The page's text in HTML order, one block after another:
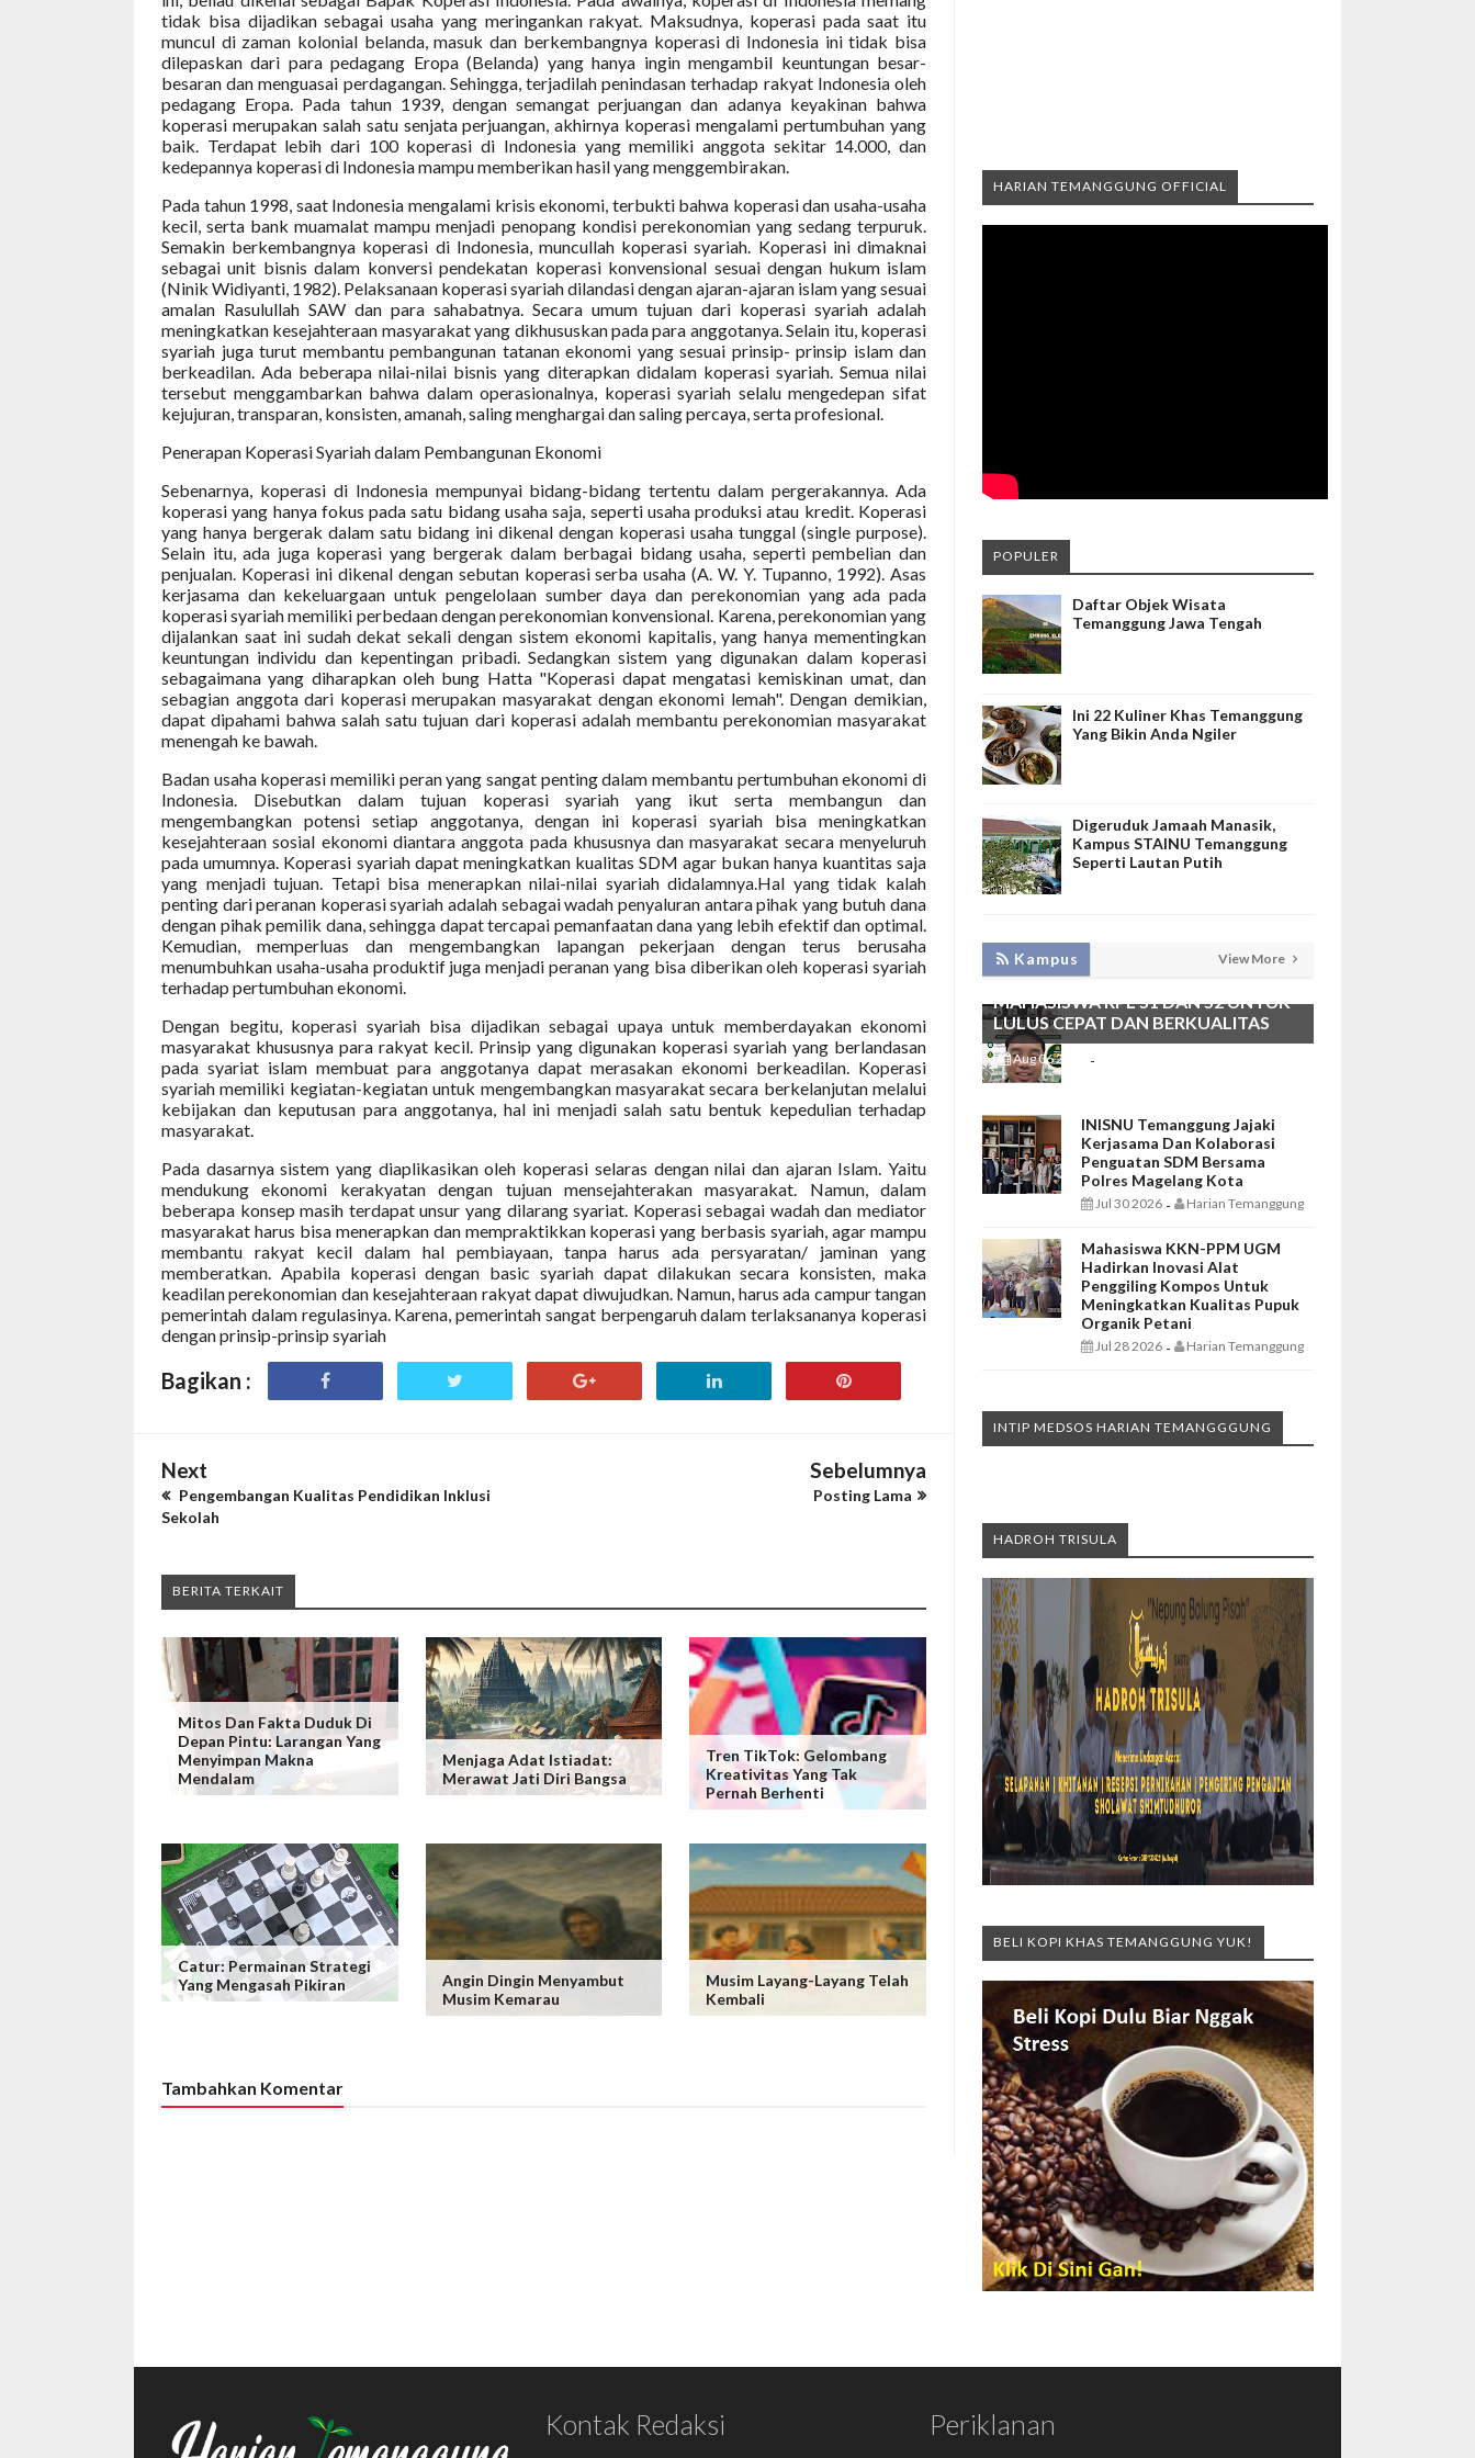
tidak bisa dijadikan sebagai usaha yang meringankan rakyat. Maksudnya, koperasi pada saat itu
muncul di zaman kolonial belanda, masuk dan berkembangnya koperasi di Indonesia ini tidak bisa
dilepaskan dari para pedagang Eropa (Belanda) yang hanya ingin mengambil keuntungan besar-
besaran dan menguasai perdagangan. Sehingga, terjadilah penindasan terhadap rakyat Indonesia oleh
pedagang Eropa. Pada tahun 1939, dengan semangat perjuangan dan adanya keyakinan bahwa
koperasi merupakan salah satu senjata perjuangan, akhirnya koperasi mengalami pertumbuhan yang
baik. Terdapat lebih dari 100 koperasi di Indonesia yang memiliki anggota sekitar 14.000, dan
kedepannya koperasi di Indonesia mampu memberikan hasil yang menggembirakan.
Pada tahun 1998, saat Indonesia mengalami krisis ekonomi, terbukti bahwa koperasi dan usaha-usaha
kecil, serta bank muamalat mampu menjadi penopang kondisi perekonomian yang sedang terpuruk.
Semakin berkembangnya koperasi di Indonesia, muncullah koperasi syariah. Koperasi ini dimaknai
sebagai unit bisnis dalam konversi pendekatan koperasi konvensional sesuai dengan hukum islam
(Ninik Widiyanti, 1982). Pelaksanaan koperasi syariah dilandasi dengan ajaran-ajaran islam yang sesuai
amalan Rasulullah SAW dan para sahabatnya. Secara umum tujuan dari koperasi syariah adalah
meningkatkan kesejahteraan masyarakat yang dikhususkan pada para anggotanya. Selain itu, koperasi
syariah juga turut membantu pembangunan tatanan ekonomi yang sesuai prinsip- prinsip islam dan
berkeadilan. Ada beberapa nilai-nilai bisnis yang diterapkan didalam koperasi syariah. Semua nilai
tersebut menggambarkan bahwa dalam operasionalnya, koperasi syariah selalu mengedepan sifat
kejujuran, transparan, konsisten, amanah, saling menghargai dan saling percaya, serta profesional.
Penerapan Koperasi Syariah dalam Pembangunan Ekonomi
Sebenarnya, koperasi di Indonesia mempunyai bidang-bidang tertentu dalam pergerakannya. Ada
koperasi yang hanya fokus pada satu bidang usaha saja, seperti usaha produksi atau kredit. Koperasi
yang hanya bergerak dalam satu bidang ini dikenal dengan koperasi usaha tunggal (single purpose).
Selain itu, ada juga koperasi yang bergerak dalam berbagai bidang usaha, seperti pembelian dan
penjualan. Koperasi ini dikenal dengan sebutan koperasi serba usaha (A. W. Y. Tupanno, 1992). Asas
kerjasama dan kekeluargaan untuk pengelolaan sumber daya dan perekonomian yang ada pada
koperasi syariah memiliki perbedaan dengan perekonomian konvensional. Karena, perekonomian yang
dijalankan saat ini sudah dekat sekali dengan sistem ekonomi kapitalis, yang hanya mementingkan
keuntungan individu dan kepentingan pribadi. Sedangkan sistem yang digunakan dalam koperasi
sebagaimana yang diharapkan oleh bung Hatta "Koperasi dapat mengatasi kemiskinan umat, dan
sebagian anggota dari koperasi merupakan masyarakat dengan ekonomi lemah". Dengan demikian,
dapat dipahami bahwa salah satu tujuan dari koperasi adalah membantu perekonomian masyarakat
menengah ke bawah.
Badan usaha koperasi memiliki peran yang sangat penting dalam membantu pertumbuhan ekonomi di
Indonesia. Disebutkan dalam tujuan koperasi syariah yang ikut serta membangun dan
mengembangkan potensi setiap anggotanya, dengan ini koperasi syariah bisa meningkatkan
kesejahteraan sosial ekonomi diantara anggota pada khususnya dan masyarakat secara menyeluruh
pada umumnya. Koperasi syariah dapat meningkatkan kualitas SDM agar bukan hanya kuantitas saja
yang menjadi tujuan. Tetapi bisa menerapkan nilai-nilai syariah didalamnya.Hal yang tidak kalah
penting dari peranan koperasi syariah adalah sebagai wadah penyaluran antara pihak yang butuh dana
dengan pihak pemilik dana, sehingga dapat tercapai pemanfaatan dana yang lebih efektif dan optimal.
Kemudian, memperluas dan mengembangkan lapangan pekerjaan dengan terus berusaha
menumbuhkan usaha-usaha produktif juga menjadi peranan yang bisa diberikan oleh koperasi syariah
terhadap pertumbuhan ekonomi.
Dengan begitu, koperasi syariah bisa dijadikan sebagai upaya untuk memberdayakan ekonomi
masyarakat khususnya para rakyat kecil. Prinsip yang digunakan koperasi syariah yang berlandasan
pada syariat islam membuat para anggotanya dapat merasakan ekonomi berkeadilan. Koperasi
syariah memiliki kegiatan-kegiatan untuk mengembangkan masyarakat secara berkelanjutan melalui
kebijakan dan keputusan para anggotanya, hal ini menjadi salah satu bentuk kepedulian terhadap
masyarakat.
Pada dasarnya sistem yang diaplikasikan oleh koperasi selaras dengan nilai dan ajaran Islam. Yaitu
mendukung ekonomi kerakyatan dengan tujuan mensejahterakan masyarakat. Namun, dalam
beberapa konsep masih terdapat unsur yang dilarang syariat. Koperasi sebagai wadah dan mediator
masyarakat harus bisa menerapkan dan mempraktikkan koperasi yang berbasis syariah, agar mampu
membantu rakyat kecil dalam hal pembiayaan, tanpa harus ada persyaratan/ jaminan yang
memberatkan. Apabila koperasi dengan basic syariah dapat dilakukan secara konsisten, maka
keadilan perekonomian dan kesejahteraan rakyat dapat diwujudkan. Namun, harus ada campur tangan
pemerintah dalam regulasinya. Karena, pemerintah sangat berpengaruh dalam terlaksananya koperasi
dengan prinsip-prinsip syariah
Bagikan :
Next
Pengembangan Kualitas Pendidikan Inklusi
Sekolah
Sebelumnya
Posting Lama
BERITA TERKAIT
Mitos Dan Fakta Duduk Di
Depan Pintu: Larangan Yang
Menyimpan Makna
Mendalam
Menjaga Adat Istiadat:
Merawat Jati Diri Bangsa
Tren TikTok: Gelombang
Kreativitas Yang Tak
Pernah Berhenti
Catur: Permainan Strategi
Yang Mengasah Pikiran
Angin Dingin Menyambut
Musim Kemarau
Musim Layang-Layang Telah
Kembali
Tambahkan Komentar
HARIAN TEMANGGUNG OFFICIAL
POPULER
Daftar Objek Wisata
Temanggung Jawa Tengah
Ini 22 Kuliner Khas Temanggung
Yang Bikin Anda Ngiler
Digeruduk Jamaah Manasik,
Kampus STAINU Temanggung
Seperti Lautan Putih
Kampus View More
LAKUKAN BIMTEK RPL, INISNU
TEMANGGUNG SIAP FASILITASI
MAHASISWA RPL S1 DAN S2 UNTUK
LULUS CEPAT DAN BERKUALITAS
Aug 06 2026 -
INISNU Temanggung Jajaki
Kerjasama Dan Kolaborasi
Penguatan SDM Bersama
Polres Magelang Kota
Jul 30 2026 - Harian Temanggung
Mahasiswa KKN-PPM UGM
Hadirkan Inovasi Alat
Penggiling Kompos Untuk
Meningkatkan Kualitas Pupuk
Organik Petani
Jul 28 2026 - Harian Temanggung
INTIP MEDSOS HARIAN TEMANGGGUNG
HADROH TRISULA
BELI KOPI KHAS TEMANGGUNG YUK!
Kontak Redaksi Periklanan